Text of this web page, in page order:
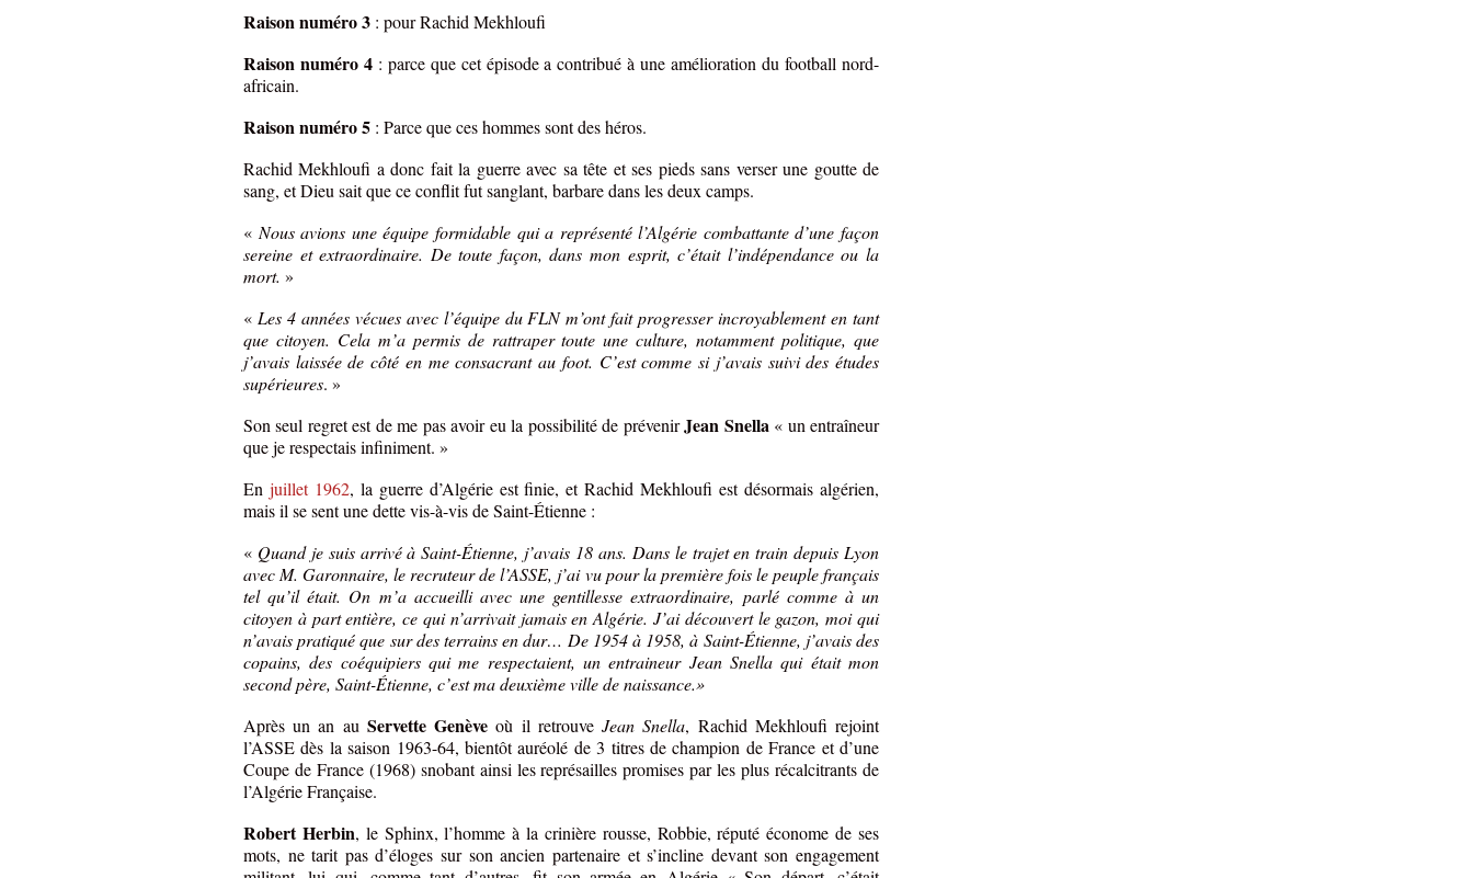
Raison numéro 3 : pour Rachid Mekhloufi
Raison numéro 4 : parce que cet épisode a contribué à une amélioration du football nord-
africain.
Raison numéro 5 : Parce que ces hommes sont des héros.
Rachid Mekhloufi a donc fait la guerre avec sa tête et ses pieds sans verser une goutte de
sang, et Dieu sait que ce conflit fut sanglant, barbare dans les deux camps.
« Nous avions une équipe formidable qui a représenté l’Algérie combattante d’une façon
sereine et extraordinaire. De toute façon, dans mon esprit, c’était l’indépendance ou la
mort. »
« Les 4 années vécues avec l’équipe du FLN m’ont fait progresser incroyablement en tant
que citoyen. Cela m’a permis de rattraper toute une culture, notamment politique, que
j’avais laissée de côté en me consacrant au foot. C’est comme si j’avais suivi des études
supérieures. »
Son seul regret est de me pas avoir eu la possibilité de prévenirJean Snella « un entraîneur
que je respectais infiniment. »
En juillet 1962, la guerre d’Algérie est finie, et Rachid Mekhloufi est désormais algérien,
mais il se sent une dette vis-à-vis de Saint-Étienne :
« Quand je suis arrivé à Saint-Étienne, j’avais 18 ans. Dans le trajet en train depuis Lyon
avec M. Garonnaire, le recruteur de l’ASSE, j’ai vu pour la première fois le peuple français
tel qu’il était. On m’a accueilli avec une gentillesse extraordinaire, parlé comme à un
citoyen à part entière, ce qui n’arrivait jamais en Algérie. J’ai découvert le gazon, moi qui
n’avais pratiqué que sur des terrains en dur… De 1954 à 1958, à Saint-Étienne, j’avais des
copains, des coéquipiers qui me respectaient, un entraineur Jean Snella qui était mon
second père, Saint-Étienne, c’est ma deuxième ville de naissance.»
Après un an au Servette Genève où il retrouveJean Snella, Rachid Mekhloufi rejoint
l’ASSE dès la saison 1963-64, bientôt auréolé de 3 titres de champion de France et d’une
Coupe de France (1968) snobant ainsi les représailles promises par les plus récalcitrants de
l’Algérie Française.
Robert Herbin, le Sphinx, l’homme à la crinière rousse, Robbie, réputé économe de ses
mots, ne tarit pas d’éloges sur son ancien partenaire et s’incline devant son engagement